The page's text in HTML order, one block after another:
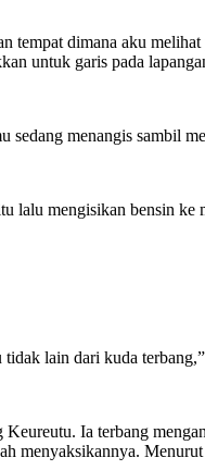
tempat dimana aku
untuk garis pada
menangis sambil
lalu mengisikan bensin
lain dari kuda
Ia terbang
menyaksikannya.